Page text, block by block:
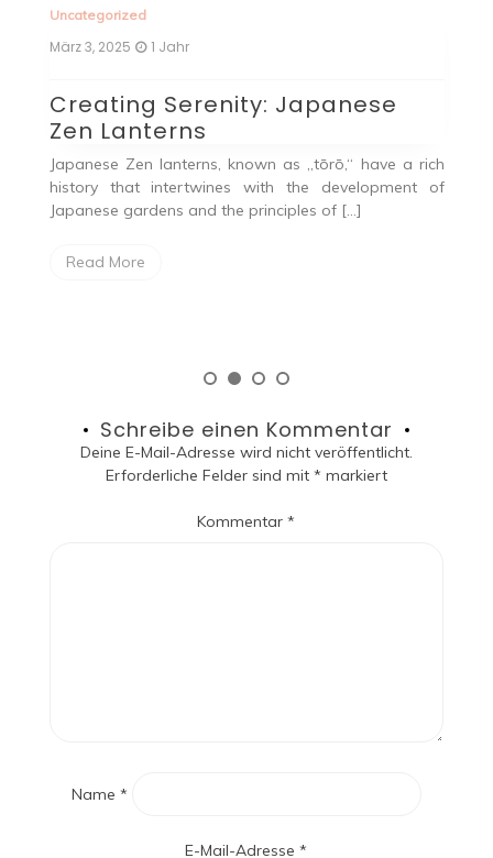
Uncategorized
Juni 11, 2024 2 Jahren
Handytasche mit Geldbörse:
Praktisches Accessoire für
unterwegs
Die Handytasche mit Geldbörse ist ein äußerst
praktisches Accessoire, das die Funktionalität einer
Aufbewahrungsmöglichkeit eines Handycases […]
Schreibe einen Kommentar
Deine E-Mail-Adresse wird nicht veröffentlicht.
Erforderliche Felder sind mit * markiert
Kommentar*
Name *
E-Mail-Adresse*